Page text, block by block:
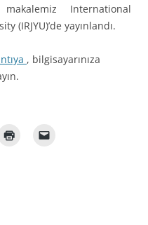
International
(IRJYU)’de yayınlandı.
, bilgisayarınıza